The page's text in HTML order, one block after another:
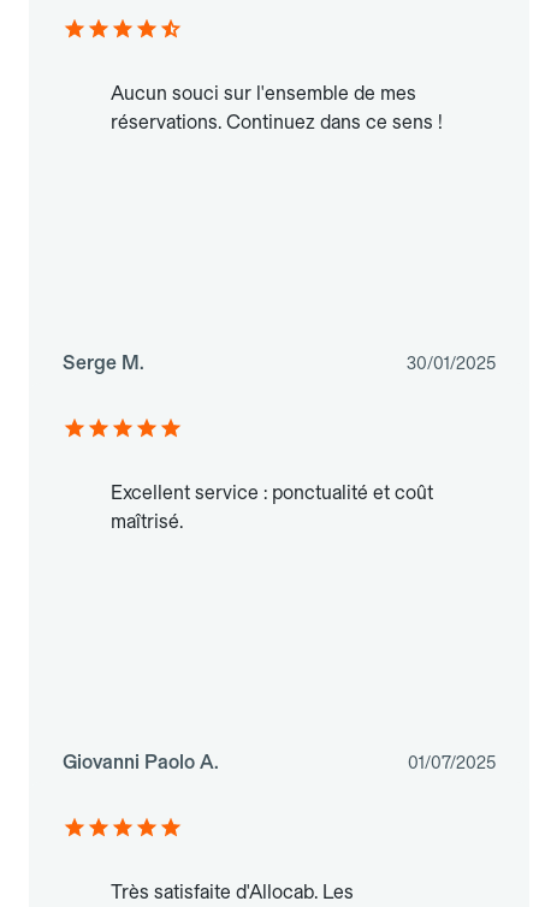
Aucun souci sur l'ensemble de mes
réservations. Continuez dans ce sens !
Serge M. 30/01/2025
Excellent service : ponctualité et coût
maîtrisé.
Giovanni Paolo A. 01/07/2025
Très satisfaite d'Allocab. Les